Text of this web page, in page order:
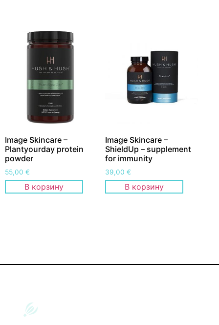
Image Skincare –
Plantyourday protein
powder
55,00 €
В корзину
Image Skincare –
ShieldUp – supplement
for immunity
39,00€
В корзину